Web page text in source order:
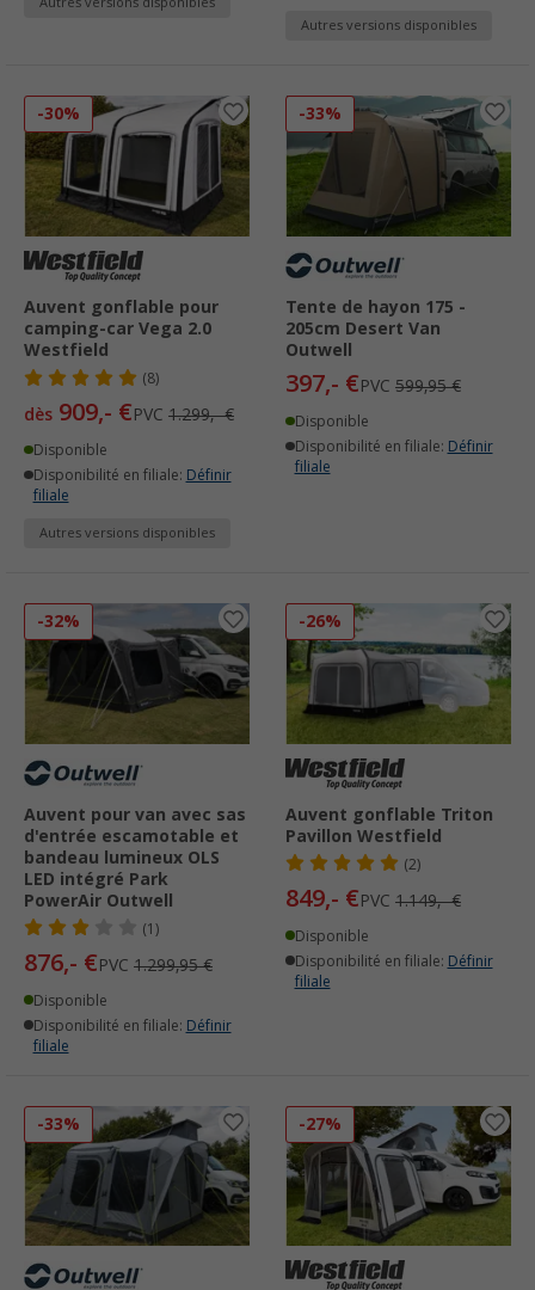
Autres versions disponibles
Autres versions disponibles
-30%
Auvent gonflable pour
camping-car Vega 2.0
Westfield
(8)
dès 909,- €PVC 1.299,- €
Disponible
Disponibilité en filiale: Définir
filiale
Autres versions disponibles
-33%
Tente de hayon 175 -
205cm Desert Van
Outwell
397,- €PVC 599,95 €
Disponible
Disponibilité en filiale: Définir
filiale
-32%
Auvent pour van avec sas
d'entrée escamotable et
bandeau lumineux OLS
LED intégré Park
PowerAir Outwell
(1)
876,- €PVC 1.299,95 €
Disponible
Disponibilité en filiale: Définir
filiale
-26%
Auvent gonflable Triton
Pavillon Westfield
(2)
849,- €PVC 1.149,- €
Disponible
Disponibilité en filiale: Définir
filiale
-33% -27%